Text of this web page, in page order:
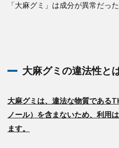
「大麻グミ」は成分が異常だっ
大麻グミの違法性と
大麻グミは、違法な物質である
ノール）を含まないため、利用
ます。